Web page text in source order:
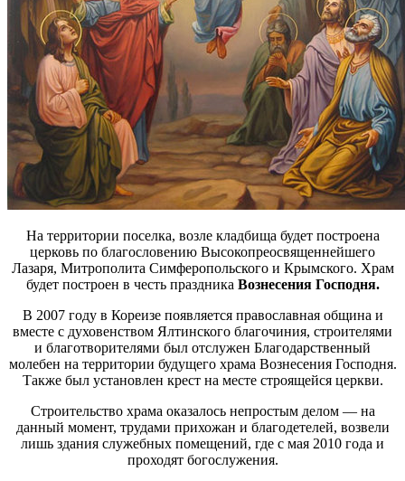
На территории поселка, возле кладбища будет построена
церковь по благословению Высокопреосвященнейшего
Лазаря, Митрополита Симферопольского и Крымского. Храм
будет построен в честь праздника Вознесения Господня.
В 2007 году в Кореизе появляется православная община и
вместе с духовенством Ялтинского благочиния, строителями
и благотворителями был отслужен Благодарственный
молебен на территории будущего храма Вознесения Господня.
Также был установлен крест на месте строящейся церкви.
Строительство храма оказалось непростым делом — на
данный момент, трудами прихожан и благодетелей, возвели
лишь здания служебных помещений, где с мая 2010 года и
проходят богослужения.